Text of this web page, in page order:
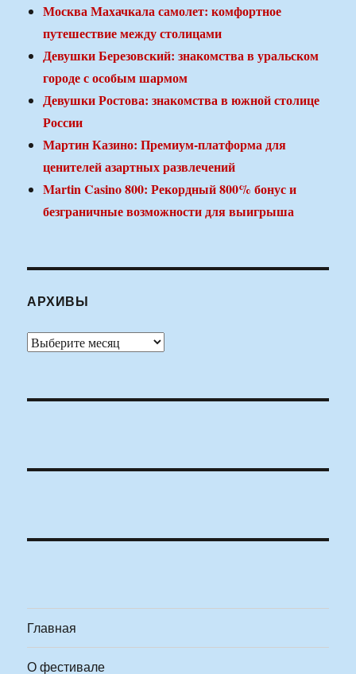
Москва Махачкала самолет: комфортное
путешествие между столицами
Девушки Березовский: знакомства в уральском
городе с особым шармом
Девушки Ростова: знакомства в южной столице
России
Мартин Казино: Премиум-платформа для
ценителей азартных развлечений
Martin Casino 800: Рекордный 800% бонус и
безграничные возможности для выигрыша
АРХИВЫ
Архивы
Главная
О фестивале